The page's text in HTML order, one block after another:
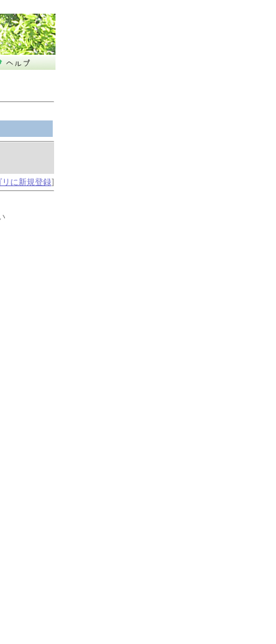
リに新規登録]